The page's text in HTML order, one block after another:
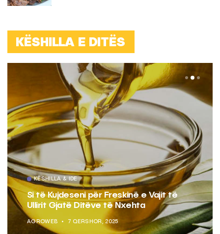
KËSHILLA E DITËS
KËSHILLA & IDE
Si të Kujdeseni për Freskinë e Vajit të
Ullirit Gjatë Ditëve të Nxehta
AGROWEB 7 QERSHOR, 2025